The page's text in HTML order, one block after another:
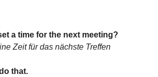
a time for the next meeting?
Zeit für das nächste Treffen
that.